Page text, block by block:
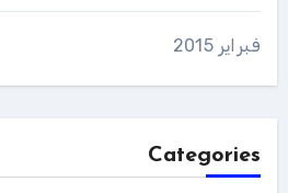
فبراير 2015
Categories